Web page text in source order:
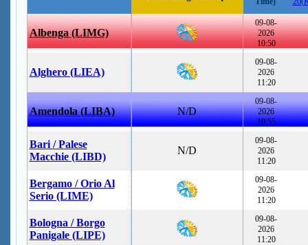
Albenga (LIMG)
09-08-
2026
10:50
Alghero (LIEA)
09-08-
2026
11:20
Amendola (LIBA) N/D
09-08-
2026
10:55
Bari / Palese
Macchie (LIBD)
N/D
09-08-
2026
11:20
Bergamo / Orio Al
Serio (LIME)
09-08-
2026
11:20
Bologna / Borgo
Panigale (LIPE)
09-08-
2026
11:20